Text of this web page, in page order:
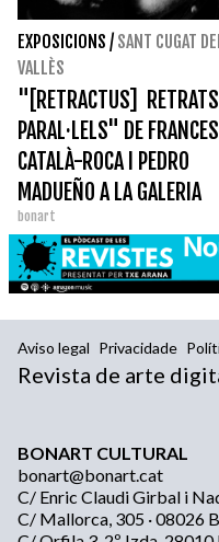
EXPOSICIONS / SANT CUGAT
VALLÈS
"[RETRACTUS] RETRATS
PARAL·LELS" DE
CATALÀ-ROCA I PEDRO
MADUEÑO A LA GALERIA
bonart
Aviso legal Privacidade
Revista de arte
BONART CULTURAL
bonart@bonart.cat
C/ Enric Claudi Girbal i
C/ Mallorca, 305 · 08026